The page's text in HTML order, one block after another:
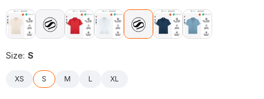
Size: S
XS S M L XL